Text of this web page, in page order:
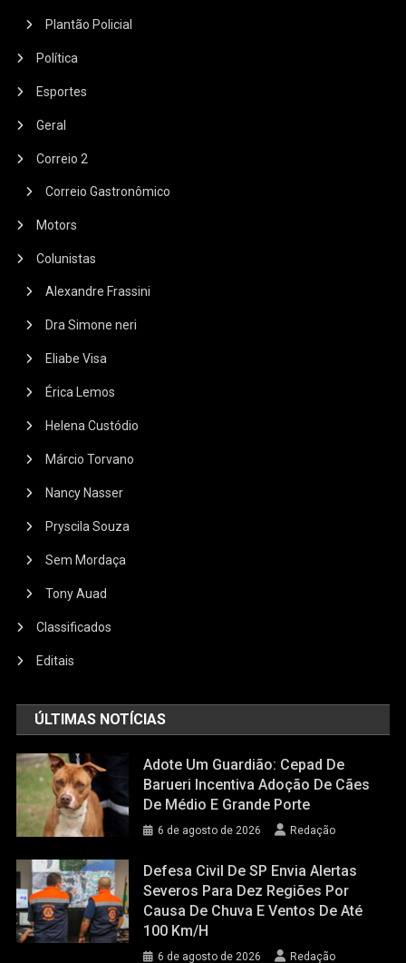
Plantão Policial
Política
Esportes
Geral
Correio 2
Correio Gastronômico
Motors
Colunistas
Alexandre Frassini
Dra Simone neri
Eliabe Visa
Érica Lemos
Helena Custódio
Márcio Torvano
Nancy Nasser
Pryscila Souza
Sem Mordaça
Tony Auad
Classificados
Editais
ÚLTIMAS NOTÍCIAS
Adote Um Guardião: Cepad De
Barueri Incentiva Adoção De Cães
De Médio E Grande Porte
6 de agosto de 2026 Redação
Defesa Civil De SP Envia Alertas
Severos Para Dez Regiões Por
Causa De Chuva E Ventos De Até
100 Km/h
6 de agosto de 2026 Redação